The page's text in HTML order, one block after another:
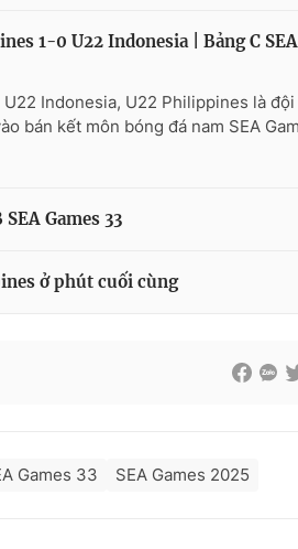
1-0 U22 Indonesia | Bảng C SEA
Indonesia, U22 Philippines là đội
bán kết môn bóng đá nam SEA
Games 33
ở phút cuối cùng
Games 33 SEA Games 2025